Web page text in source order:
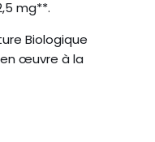
mg**.
Biologique
œuvre à la